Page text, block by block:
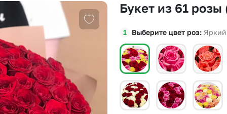
роза
По виду цветка
Букеты до 2500 руб
Распродажа
Букеты от 4000 руб.
Букеты 1500 - 2600 руб.
Недорогие цветы
День Учителя
Пасха
Последний звонок
Повышение
Белые розы
Красные розы
Кремовые розы
Малиновые розы
Разноцветные розы
Розовые розы
Конфеты к букетам
Добавить в избранное
Букет из 61
Выберите цвет роз